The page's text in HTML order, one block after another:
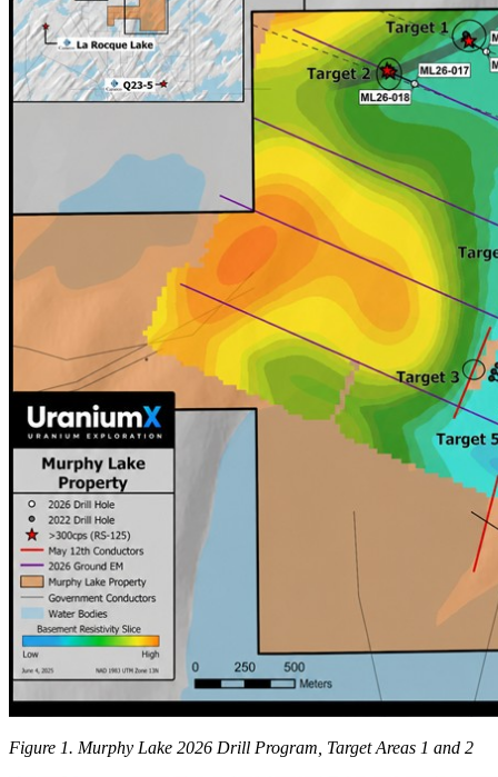
Figure 1. Murphy Lake 2026 Drill Program, Target Areas 1 and 2